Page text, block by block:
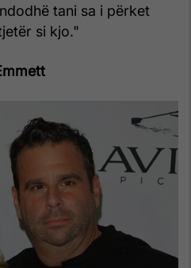
tani sa i përket
si kjo."